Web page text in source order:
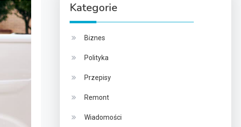
Kategorie
Biznes
Polityka
Przepisy
Remont
Wiadomości